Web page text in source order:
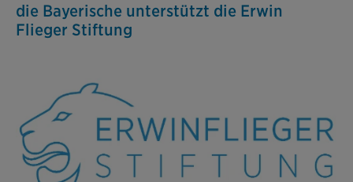
die Bayerische unterstützt die Erwin
Flieger Stiftung